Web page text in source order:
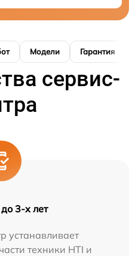
Модели Гарантия
сервис-
3-х лет
устанавливает
техники HTI и